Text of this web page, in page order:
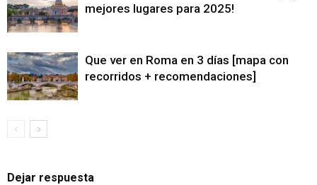
mejores lugares para 2025!
Que ver en Roma en 3 días [mapa con
recorridos + recomendaciones]
Dejar respuesta